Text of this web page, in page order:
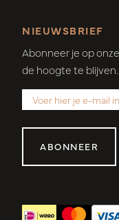
NIEUWSBRIEF
Abonneer je op
de hoogte te blijven.
ABONNEER